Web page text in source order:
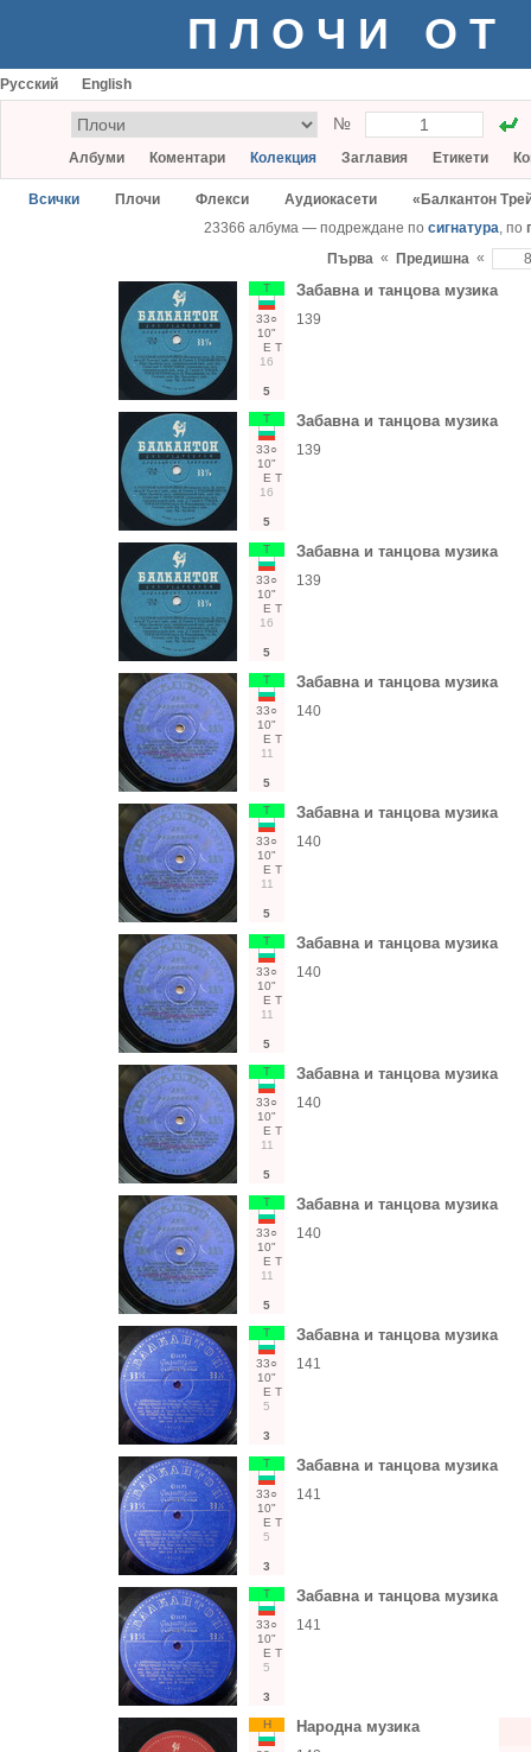
ПЛОЧИ ОТ
Русский English
№
Албуми Коментари Колекция Заглавия Етикети
Всички Плочи Флекси Аудиокасети
«Балкантон
23366 албума — подреждане по сигнатура, по
Първа « Предишна «
Т
33○
10"
Е Т
16
5
Забавна и танцова музика
139
Т
33○
10"
Е Т
16
5
Забавна и танцова музика
139
Т
33○
10"
Е Т
16
5
Забавна и танцова музика
139
Т
33○
10"
Е Т
11
5
Забавна и танцова музика
140
Т
33○
10"
Е Т
11
5
Забавна и танцова музика
140
Т
33○
10"
Е Т
11
5
Забавна и танцова музика
140
Т
33○
10"
Е Т
11
5
Забавна и танцова музика
140
Т
33○
10"
Е Т
11
5
Забавна и танцова музика
140
Т
33○
10"
Е Т
5
3
Забавна и танцова музика
141
Т
33○
10"
Е Т
5
3
Забавна и танцова музика
141
Т
33○
10"
Е Т
5
3
Забавна и танцова музика
141
Н Народна музика